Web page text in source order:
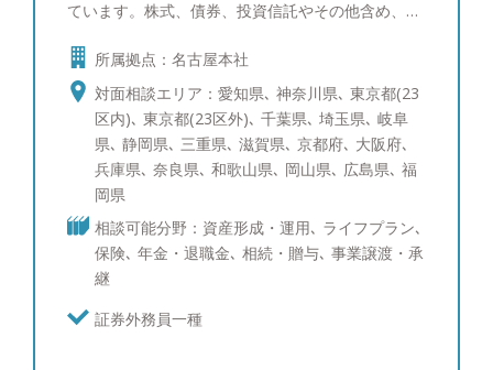
ています。株式、債券、投資信託やその他含め、有
で、あらゆる相談に対応可能です。 【運用に対す
るモットー】 日本と比較した時に、米国ではすで
に顧客本位原則が高い次元で法制化されています。
我が国の資産運用のさらなる発展のためには、米国
型の運用サービスの提供は不可欠です。私たちは他
に先んじて、今できうる究極の顧客本位を追及して
まいります。
所属拠点：名古屋本社
対面相談エリア：愛知県､ 神奈川県､ 東京都(23
区内)､ 東京都(23区外)､ 千葉県､ 埼玉県､ 岐阜
県､ 静岡県､ 三重県､ 滋賀県､ 京都府､ 大阪府､
兵庫県､ 奈良県､ 和歌山県､ 岡山県､ 広島県､ 福
岡県
相談可能分野：資産形成・運用､ ライフプラン､
保険､ 年金・退職金､ 相続・贈与､ 事業譲渡・承
継
証券外務員一種